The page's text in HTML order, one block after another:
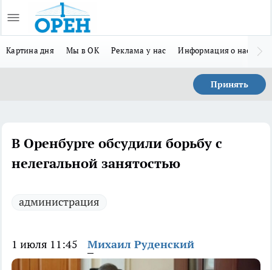
Картина дня Мы в ОК Реклама у нас Информация о нас
Принять
В Оренбурге обсудили борьбу с
нелегальной занятостью
администрация
1 июля 11:45 Михаил Руденский